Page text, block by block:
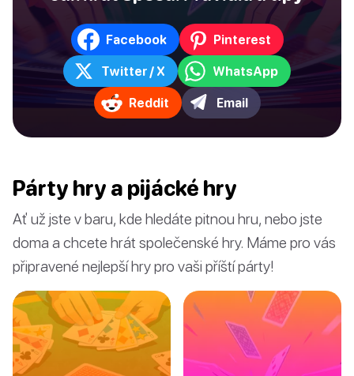
Facebook Pinterest
Twitter / X WhatsApp
Reddit Email
Párty hry a pijácké hry
Ať už jste v baru, kde hledáte pitnou hru, nebo jste
doma a chcete hrát společenské hry. Máme pro vás
připravené nejlepší hry pro vaši příští párty!